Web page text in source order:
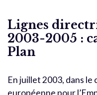
Lignes
2003-2005 :
Plan
En juillet 2003, dans le
européenne pour